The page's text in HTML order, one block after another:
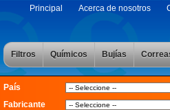
Principal Acerca de nosotros
Filtros Químicos Bujías
País
Fabricante